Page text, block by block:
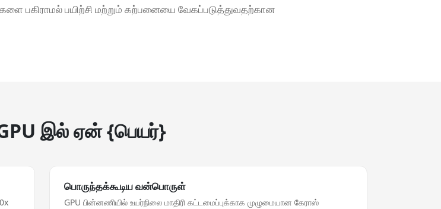
பகிராமல் பயிற்சி மற்றும் கற்பனையை வேகப்படுத்துவதற்கான
இல் ஏன் {பெயர்}
பொருந்தக்கூடிய வன்பொருள்
GPU பின்னணியில் உயர்நிலை மாதிரி கட்டமைப்புக்காக முழுமையான கேராஸ்